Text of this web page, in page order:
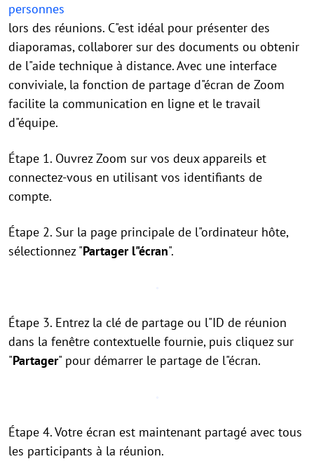
personnes
lors des réunions. C"est idéal pour présenter des
diaporamas, collaborer sur des documents ou obtenir
de l"aide technique à distance. Avec une interface
conviviale, la fonction de partage d"écran de Zoom
facilite la communication en ligne et le travail
d"équipe.
Étape 1. Ouvrez Zoom sur vos deux appareils et
connectez-vous en utilisant vos identifiants de
compte.
Étape 2. Sur la page principale de l"ordinateur hôte,
sélectionnez "Partager l"écran".
Étape 3. Entrez la clé de partage ou l"ID de réunion
dans la fenêtre contextuelle fournie, puis cliquez sur
"Partager" pour démarrer le partage de l"écran.
Étape 4. Votre écran est maintenant partagé avec tous
les participants à la réunion.